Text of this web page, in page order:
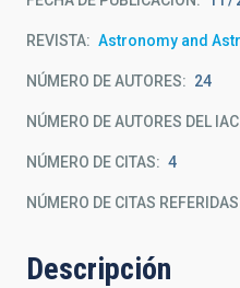
REVISTA Astronomy and
NÚMERO DE AUTORES 24
NÚMERO DE AUTORES DEL IAC
NÚMERO DE CITAS 4
NÚMERO DE CITAS REFERIDAS
Descripción